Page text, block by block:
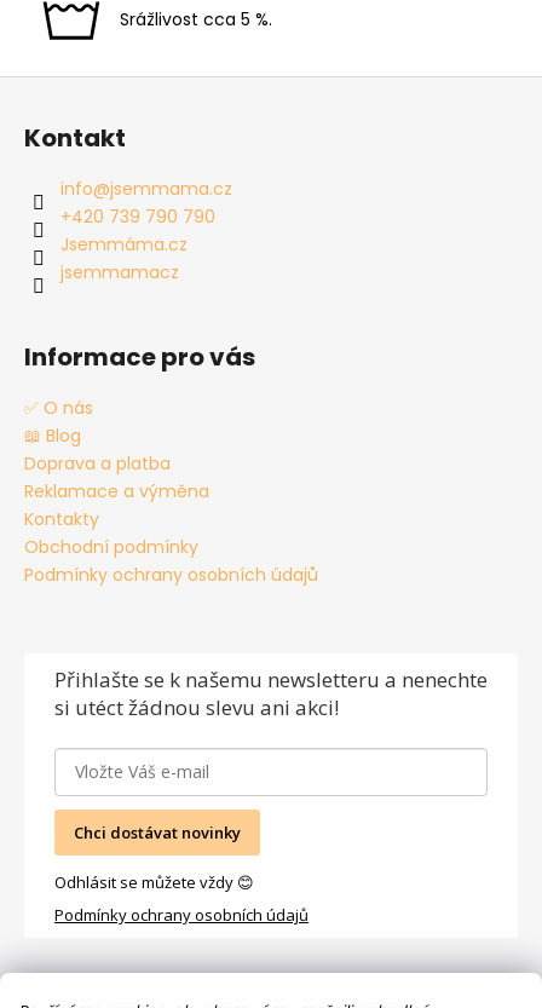
Srážlivost cca 5 %.
Kontakt
info@jsemmama.cz
+420 739 790 790
Jsemmáma.cz
jsemmamacz
Informace pro vás
✅ O nás
📖 Blog
Doprava a platba
Reklamace a výměna
Kontakty
Obchodní podmínky
Podmínky ochrany osobních údajů
Přihlašte se k našemu newsletteru a nenechte
si utéct žádnou slevu ani akci!
Chci dostávat novinky
Odhlásit se můžete vždy 😊
Podmínky ochrany osobních údajů
Facebook